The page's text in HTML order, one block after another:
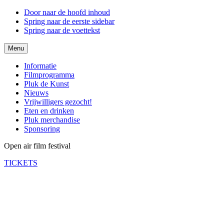
Door naar de hoofd inhoud
Spring naar de eerste sidebar
Spring naar de voettekst
Menu
Informatie
Filmprogramma
Pluk de Kunst
Nieuws
Vrijwilligers gezocht!
Eten en drinken
Pluk merchandise
Sponsoring
Open air film festival
TICKETS